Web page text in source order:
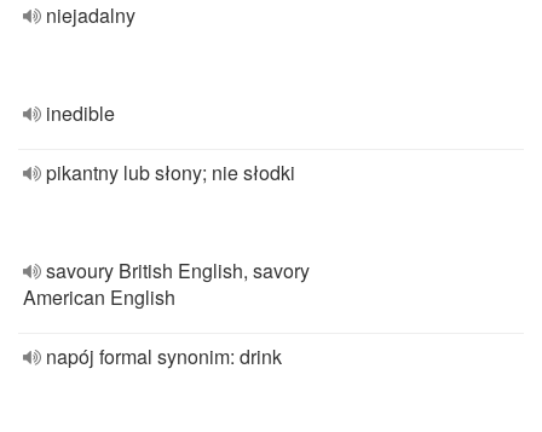
niejadalny
inedible
pikantny lub słony; nie słodki
savoury British English, savory
American English
napój formal synonim: drink